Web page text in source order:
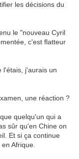
les décisions du
le "nouveau Cyril
c'est flatteur
l'étais, j'aurais un
une réaction ?
quelqu'un qui a
sûr qu'en Chine on
Et si ça continue
Afrique.